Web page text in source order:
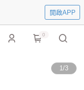
開啟APP
0
1/3